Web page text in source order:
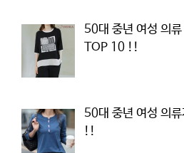
50대 중년 여성 의
TOP 10 !!
50대 중년 여성 의
!!